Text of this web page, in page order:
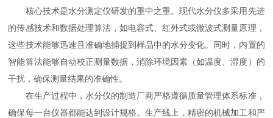
核心技术是水分测定仪研发的重中之重。现代水分仪多采用先进
的传感技术和数据处理算法，如电容式、红外式或微波式测量原理，
这些技术能够迅速且准确地捕捉到样品中的水分变化。同时，内置的
智能算法能够自动校正测量数据，消除环境因素（如温度、湿度）的
干扰，确保测量结果的准确性。
在生产过程中，水分仪的制造厂商严格遵循质量管理体系标准，
确保每一台仪器都能达到设计规格。生产线上，精密的机械加工和严